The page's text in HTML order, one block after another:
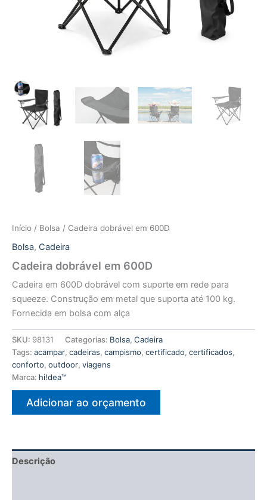
Início / Bolsa / Cadeira dobrável em 600D
Bolsa, Cadeira
Cadeira dobrável em 600D
Cadeira em 600D dobrável com suporte em rede para
squeeze. Construção em metal que suporta até 100 kg.
Fornecida em bolsa com alça
SKU: 98131 Categorias: Bolsa, Cadeira
Tags: acampar, cadeiras, campismo, certificado, certificados,
conforto, outdoor, viagens
Marca: hi!dea™
Adicionar ao orçamento
Descrição